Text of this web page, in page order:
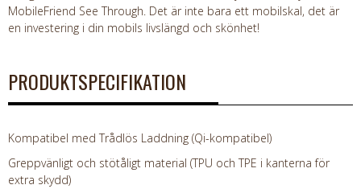
MobileFriend See Through. Det är inte bara ett mobilskal, det är
en investering i din mobils livslängd och skönhet!
PRODUKTSPECIFIKATION
Kompatibel med Trådlös Laddning (Qi-kompatibel)
Greppvänligt och stötåligt material (TPU och TPE i kanterna för
extra skydd)